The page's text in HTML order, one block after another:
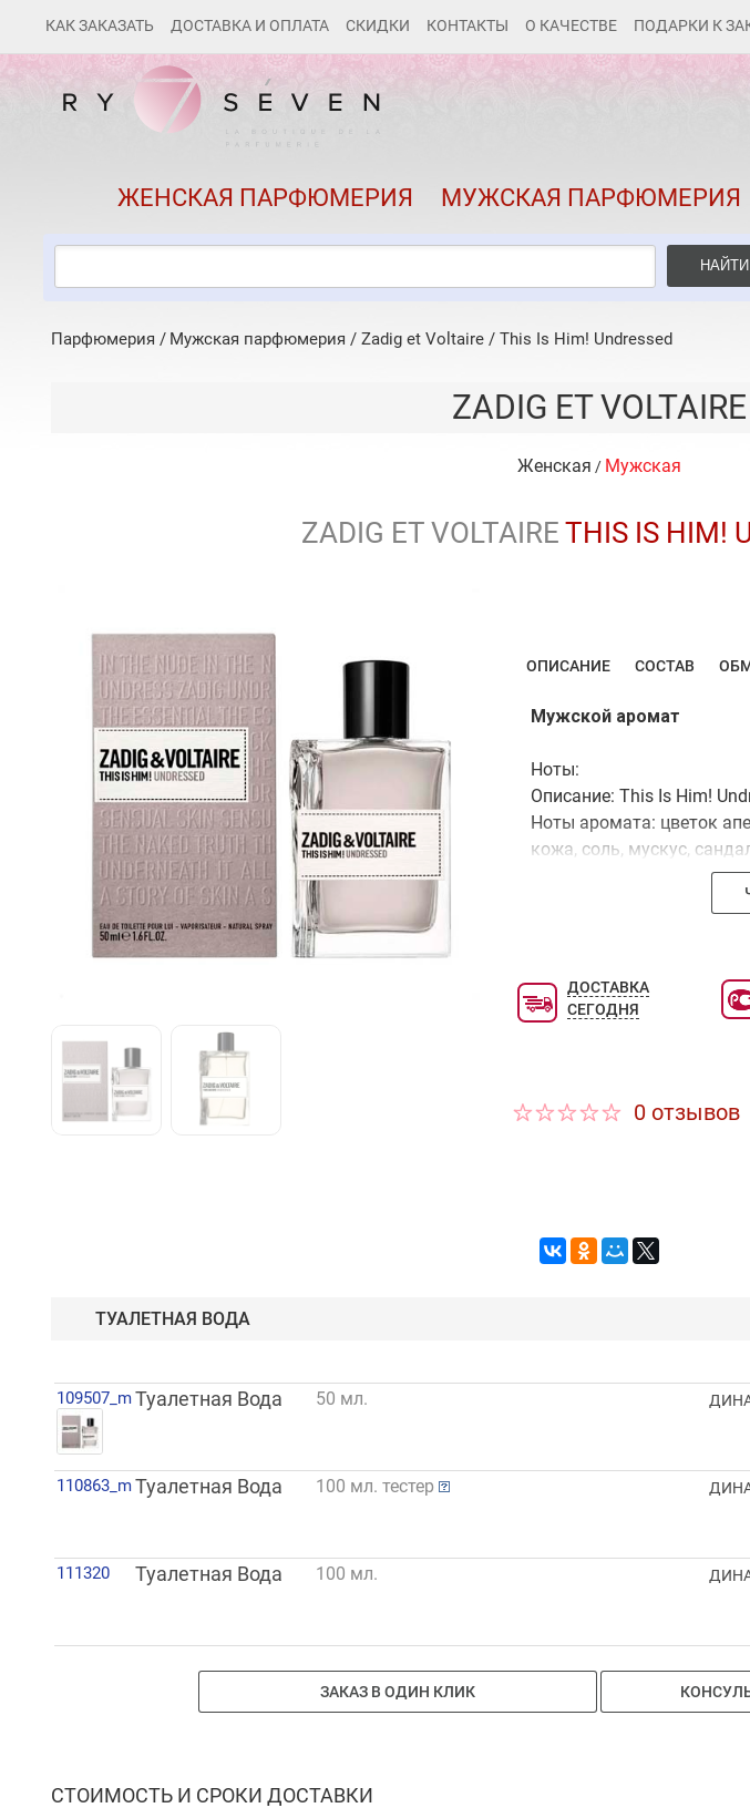
КАК ЗАКАЗАТЬ ДОСТАВКА И ОПЛАТА СКИДКИ КОНТАКТЫ О КАЧЕСТВЕ ПОДАРКИ К
О
ПОДАРКИ
ЖЕНСКАЯ ПАРФЮМЕРИЯ МУЖСКАЯ ПАРФЮМЕРИЯ
НАЙТИ
Парфюмерия Мужская парфюмерия / Zadig et Voltaire / This Is Him! Undressed
ZADIG ET VOLTAIRE
Женская / Мужская
ZADIG ET VOLTAIRE THIS IS HIM!
ОПИСАНИЕ СОСТАВ
Мужской аромат
Ноты:
Описание: This Is Him!
Ноты аромата: цветок
кожа, соль, мускуc,
ДОСТАВКА
СЕГОДНЯ
0 отзывов
ТУАЛЕТНАЯ ВОДА
109507_mТуалетная Вода 50 мл.
110863_mТуалетная Вода 100 мл. тестер
111320 Туалетная Вода 100 мл.
ЗАКАЗ В ОДИН КЛИК
СТОИМОСТЬ И СРОКИ ДОСТАВКИ